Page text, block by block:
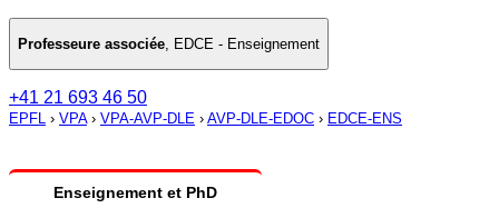
Professeure associée, EDCE - Enseignement
+41 21 693 46 50
EPFL › VPA› VPA-AVP-DLE › AVP-DLE-EDOC › EDCE-ENS
Enseignement et PhD